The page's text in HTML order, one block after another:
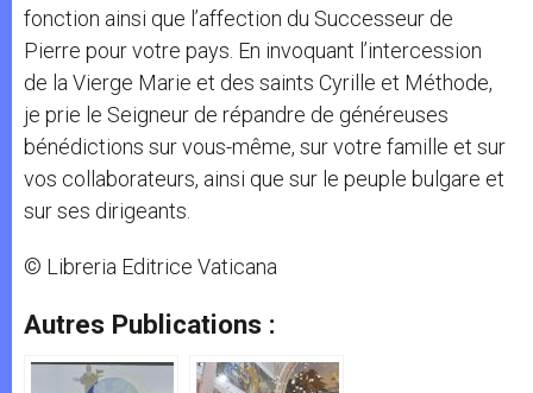
fonction ainsi que l’affection du Successeur de
Pierre pour votre pays. En invoquant l’intercession
de la Vierge Marie et des saints Cyrille et Méthode,
je prie le Seigneur de répandre de généreuses
bénédictions sur vous-même, sur votre famille et sur
vos collaborateurs, ainsi que sur le peuple bulgare et
sur ses dirigeants.
© Libreria Editrice Vaticana
Autres Publications :